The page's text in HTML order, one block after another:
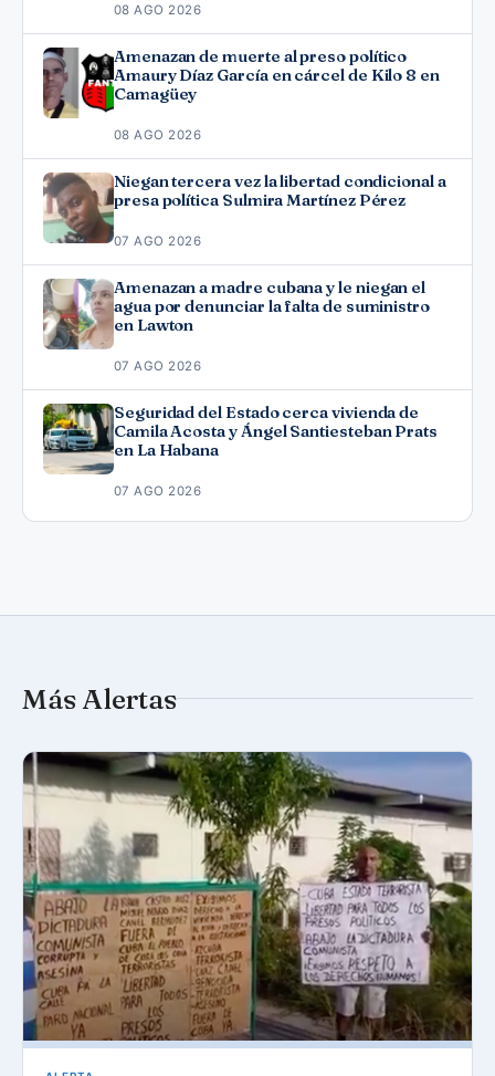
08 AGO 2026
Amenazan de muerte al preso político
Amaury Díaz García en cárcel de Kilo 8 en
Camagüey
08 AGO 2026
Niegan tercera vez la libertad condicional a
presa política Sulmira Martínez Pérez
07 AGO 2026
Amenazan a madre cubana y le niegan el
agua por denunciar la falta de suministro
en Lawton
07 AGO 2026
Seguridad del Estado cerca vivienda de
Camila Acosta y Ángel Santiesteban Prats
en La Habana
07 AGO 2026
Más Alertas